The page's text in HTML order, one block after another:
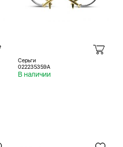
Серьги
022235359A
В наличии